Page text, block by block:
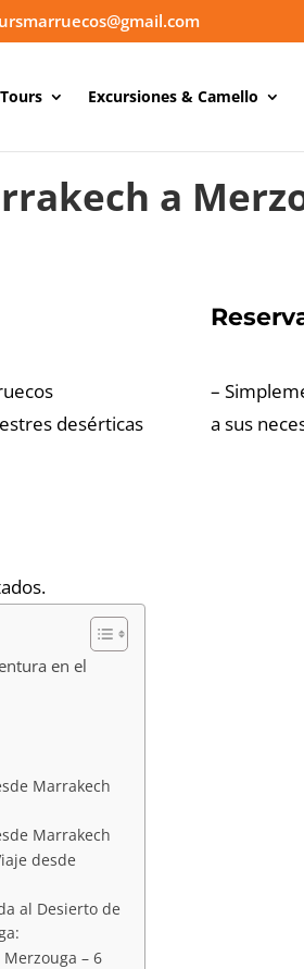
Tours Excursiones & Camello
a
desérticas
en el
Marrakech
Marrakech
desde
al Desierto de
– 6
–
a sus